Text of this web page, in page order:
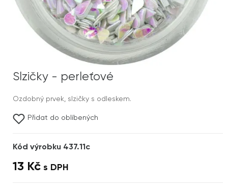
Slzičky - perleťové
Ozdobný prvek, slzičky s odleskem.
Přidat do oblíbených
Kód výrobku 437.11c
13 Kč s DPH